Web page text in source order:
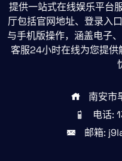
提供一站式在线娱乐平台
厅包括官网地址、登录入
与手机版操作，涵盖电子
客服24小时在线为您提
南安市
电话:
邮箱: